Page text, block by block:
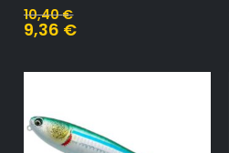
10,40€
9,36 €